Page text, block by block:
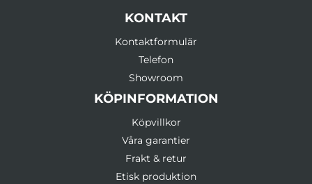
KONTAKT
Kontaktformulär
Telefon
Showroom
KÖPINFORMATION
Köpvillkor
Våra garantier
Frakt & retur
Etisk produktion